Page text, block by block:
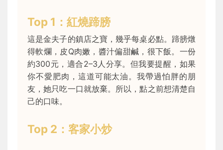
Top 1：紅燒蹄膀
這是金夫子的鎮店之寶，幾乎每桌必點。蹄膀燉
得軟爛，皮Q肉嫩，醬汁偏甜鹹，很下飯。一份
約300元，適合2–3人分享。但我要提醒，如果
你不愛肥肉，這道可能太油。我帶過怕胖的朋
友，她只吃一口就放棄。所以，點之前想清楚自
己的口味。
Top 2：客家小炒